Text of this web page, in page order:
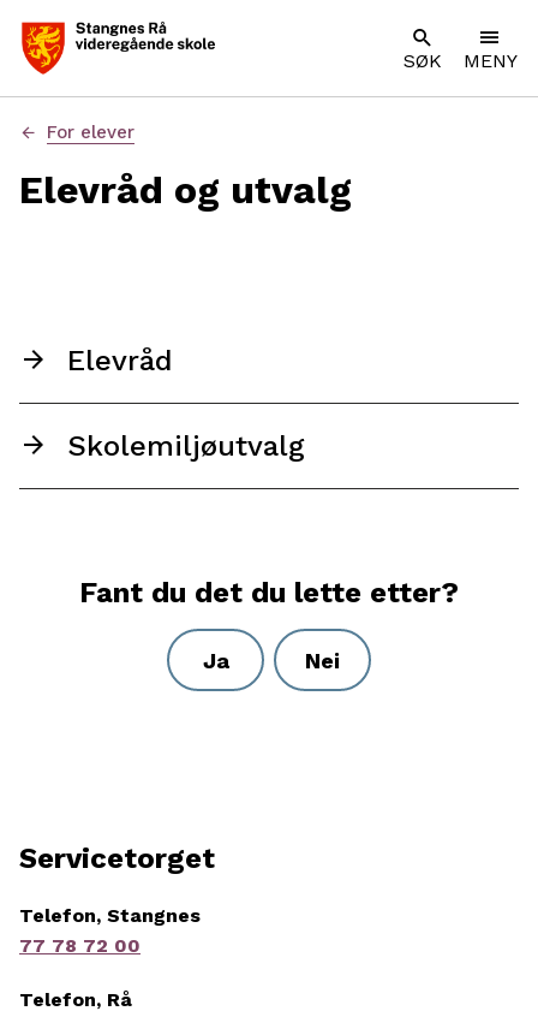
SØK MENY
Du
her:
For elever
Elevråd og utvalg
Elevråd
Skolemiljøutvalg
Fant du det du lette etter?
Ja Nei
Servicetorget
Telefon, Stangnes
77 78 72 00
Telefon, Rå